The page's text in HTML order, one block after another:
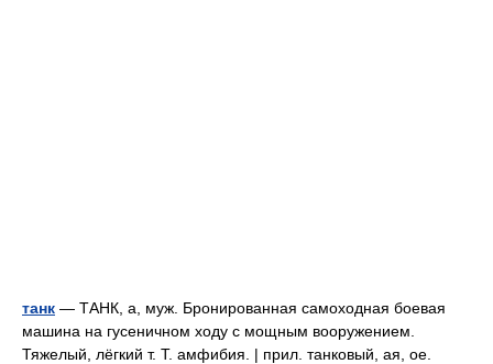
танк — ТАНК, а, муж. Бронированная самоходная боевая
машина на гусеничном ходу с мощным вооружением.
Тяжелый, лёгкий т. Т. амфибия. | прил. танковый, ая, ое.